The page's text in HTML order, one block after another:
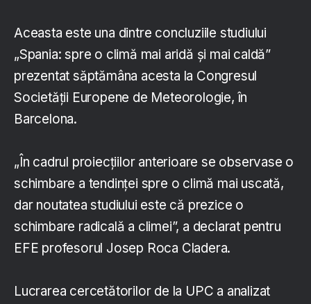
Aceasta este una dintre concluziile studiului
„Spania: spre o climă mai aridă şi mai caldă”
prezentat săptămâna acesta la Congresul
Societăţii Europene de Meteorologie, în
Barcelona.
„În cadrul proiecţiilor anterioare se observase o
schimbare a tendinţei spre o climă mai uscată,
dar noutatea studiului este că prezice o
schimbare radicală a climei”, a declarat pentru
EFE profesorul Josep Roca Cladera.
Lucrarea cercetătorilor de la UPC a analizat